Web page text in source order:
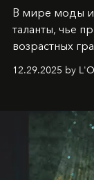
В мире моды и
таланты, чье
возрастных
десятилетняя
харизмы, чье
2025
и LUXIA
уникальное
12.29.2025 by